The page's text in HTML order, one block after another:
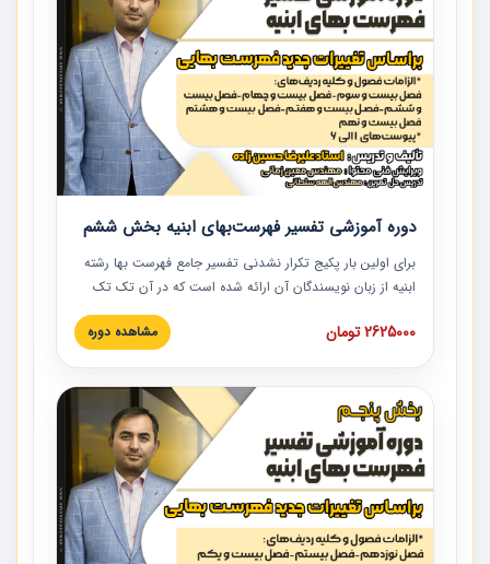
دوره آموزشی تفسیر فهرست‌بهای ابنیه بخش ششم
برای اولین بار پکیج تکرار نشدنی تفسیر جامع فهرست بها رشته
ابنیه از زبان نویسندگان آن ارائه شده است که در آن تک تک
ردیف ها و مطالب فهرست بها تفسیر و ارائه شده است. این
دوره به صورت کامل تصویری بوده و به همراه تصاویر عملیات
دوره با کلام مهندس علیرضاحسین‌زاده مدیر پروژه مهندسی
مشاور در امر بازنگری فهرست بها رشته ابنیه ارائه شده و به تمام
همکارانی که در حوزه صنعت ساخت در حال فعالیت هستند حتما
توصیه می کنیم از مطالب این دوره استفاده نمایند.
2625000 تومان مشاهده دوره